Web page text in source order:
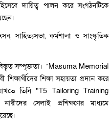
দায়িত্ব পালন করে সংগঠনটিকে
সাহিত্যসভা, কর্মশালা ও সাংস্কৃতিক
সম্পৃক্ততা। “Masuma Memorial
শিক্ষা সহায়তা প্রদান করে
তিনি “T5 Tailoring Training
সেলাই প্রশিক্ষণের মাধ্যমে